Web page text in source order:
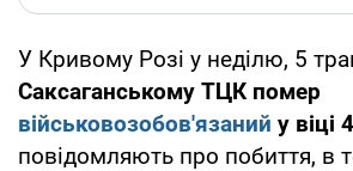
У Кривому Розі у неділю, 5
Саксаганському ТЦК помер
військовозобов'язаний у віці
повідомляють про побиття, в